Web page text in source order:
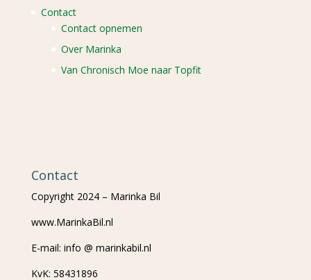
Contact
Contact opnemen
Over Marinka
Van Chronisch Moe naar Topfit
Contact
Copyright 2024 – Marinka Bil
www.MarinkaBil.nl
E-mail: info @ marinkabil.nl
KvK: 58431896